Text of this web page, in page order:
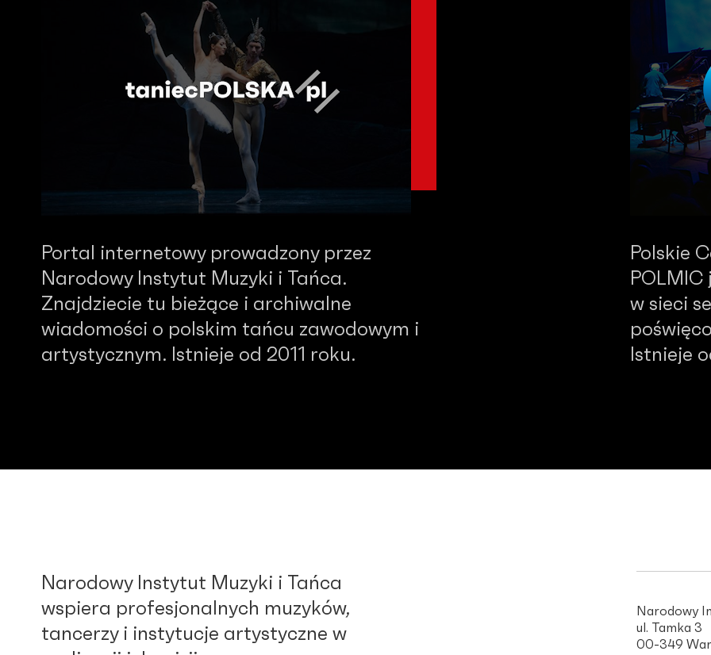
Portal internetowy prowadzony przez
Narodowy Instytut Muzyki i Tańca.
Znajdziecie tu bieżące i archiwalne
wiadomości o polskim tańcu zawodowym i
artystycznym. Istnieje od 2011 roku.
Polskie
w sieci
Istnieje
Narodowy Instytut Muzyki i Tańca
wspiera profesjonalnych muzyków,
tancerzy i instytucje artystyczne w
Narodowy
ul. Tamka 3
00-349